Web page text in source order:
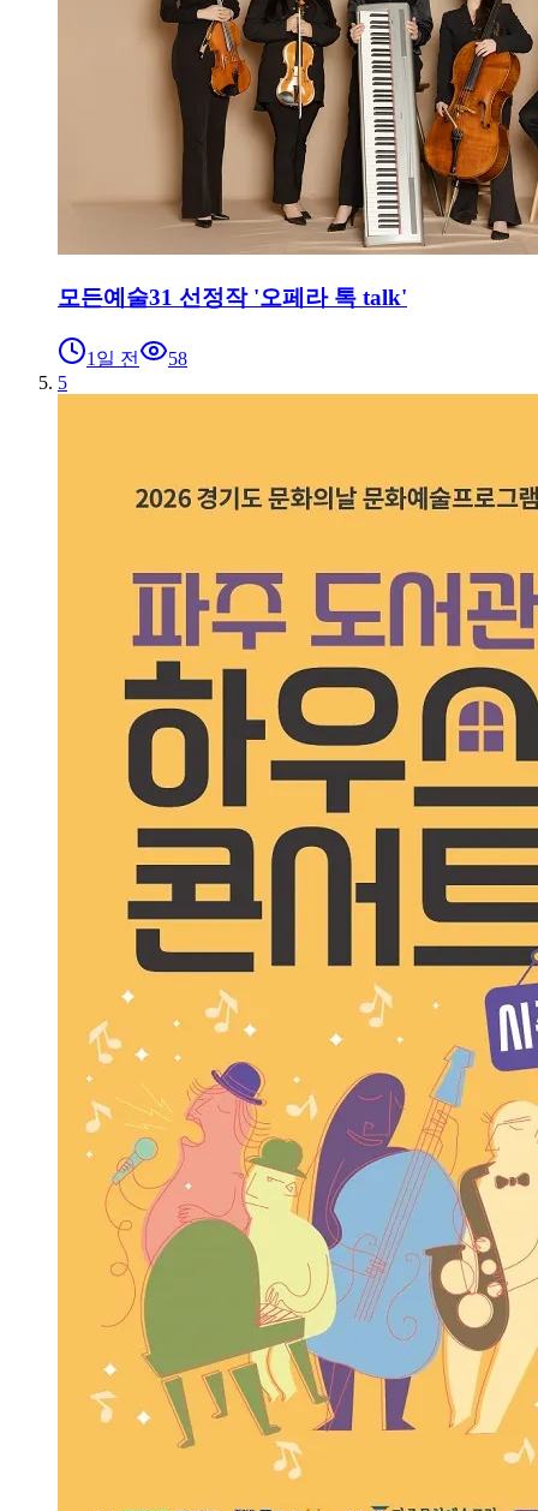
모든예술31 선정작 '오페라 톡 talk'
1일 전
58
5